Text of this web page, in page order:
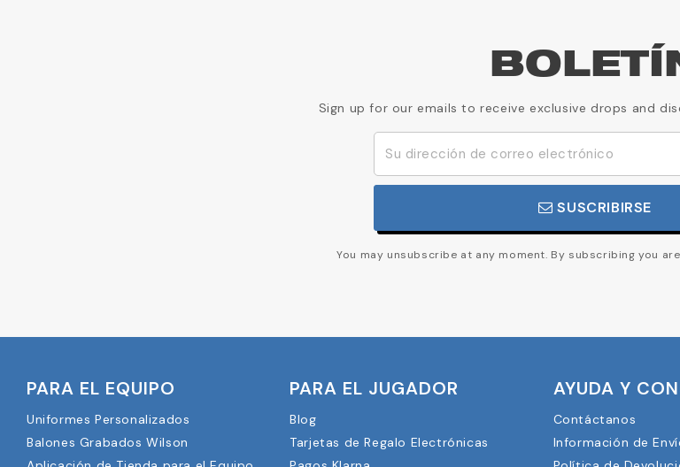
Sign up for our emails to receive exclusive drops and
SUSCRIBIRSE
You may unsubscribe at any moment. By subscribing you
PARA EL EQUIPO
Uniformes Personalizados
Balones Grabados Wilson
PARA EL JUGADOR
Blog
Tarjetas de Regalo Electrónicas
AYUDA Y
Contáctanos
Información de